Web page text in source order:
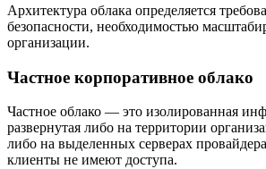
Архитектура облака определяется
безопасности, необходимостью
организации.
Частное корпоративное облако
Частное облако — это изолированная
развернутая либо на территории
либо на выделенных серверах
клиенты не имеют доступа.